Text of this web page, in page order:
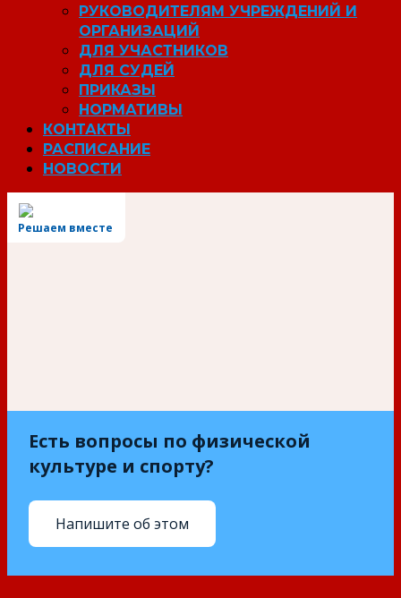
РУКОВОДИТЕЛЯМ УЧРЕЖДЕНИЙ И
ОРГАНИЗАЦИЙ
ДЛЯ УЧАСТНИКОВ
ДЛЯ СУДЕЙ
ПРИКАЗЫ
НОРМАТИВЫ
КОНТАКТЫ
РАСПИСАНИЕ
НОВОСТИ
Решаем вместе
Есть вопросы по физической
культуре и спорту?
Напишите об этом